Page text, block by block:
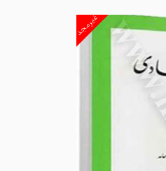
غیرمجد